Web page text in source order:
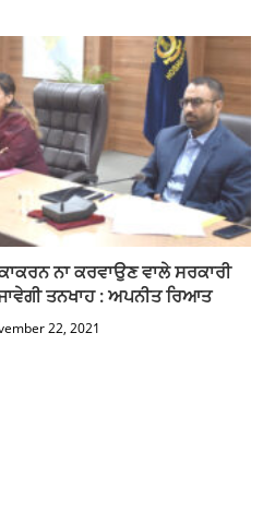
ਨਾ ਕਰਵਾਉਣ ਵਾਲੇ ਸਰਕਾਰੀ
ਤਨਖਾਹ : ਅਪਨੀਤ ਰਿਆਤ
22, 2021